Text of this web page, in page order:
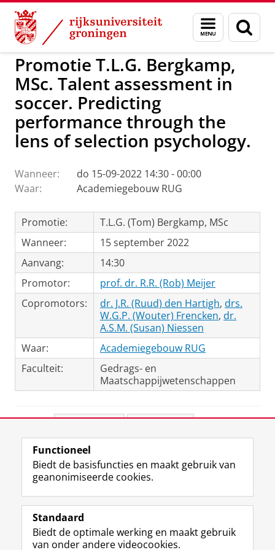
Skip
Content
Skip
Navigation
Menu
en
zoeken
GMW Activiteiten
Promotie T.L.G. Bergkamp,
MSc. Talent assessment in
soccer. Predicting
performance through the
lens of selection psychology.
Wanneer:
do 15-09-2022 14:30 - 00:00
Waar:
Academiegebouw RUG
Promotie:
T.L.G. (Tom) Bergkamp, MSc
Wanneer:
15 september 2022
Aanvang:
14:30
Promotor:
prof. dr. R.R. (Rob) Meijer
Copromotors:
dr. J.R. (Ruud) den Hartigh, drs.
W.G.P. (Wouter) Frencken, dr.
A.S.M. (Susan) Niessen
Waar:
Academiegebouw RUG
Faculteit:
Gedrags- en
Maatschappijwetenschappen
View this page in:English
Volg de RUG
F
a
e
b
L
i
k
e
R
S
-
f
I
n
t
Y
o
T
Studiekiezers
Functioneel
Biedt de basisfuncties en maakt gebruik van
geanonimiseerde cookies.
Standaard
Biedt de optimale werking en maakt gebruik
van onder andere videocookies.